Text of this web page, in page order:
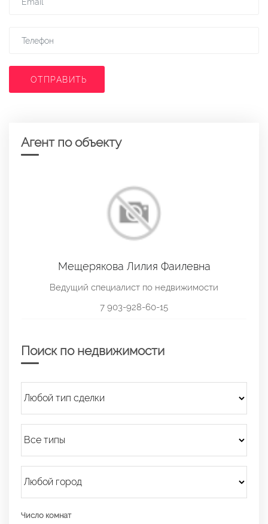
ОТПРАВИТЬ
Агент по объекту
Мещерякова Лилия Фаилевна
Ведущий специалист по недвижимости
7 903-928-60-15
Поиск по недвижимости
Число комнат